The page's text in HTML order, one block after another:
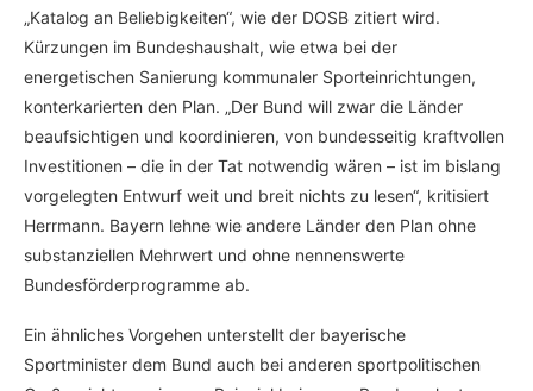
„Katalog an Beliebigkeiten“, wie der DOSB zitiert wird.
Kürzungen im Bundeshaushalt, wie etwa bei der
energetischen Sanierung kommunaler Sporteinrichtungen,
konterkarierten den Plan. „Der Bund will zwar die Länder
beaufsichtigen und koordinieren, von bundesseitig kraftvollen
Investitionen – die in der Tat notwendig wären – ist im bislang
vorgelegten Entwurf weit und breit nichts zu lesen“, kritisiert
Herrmann. Bayern lehne wie andere Länder den Plan ohne
substanziellen Mehrwert und ohne nennenswerte
Bundesförderprogramme ab.
Ein ähnliches Vorgehen unterstellt der bayerische
Sportminister dem Bund auch bei anderen sportpolitischen